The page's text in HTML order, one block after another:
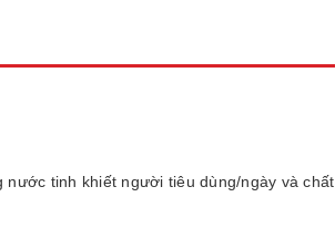
tinh khiết người tiêu dùng/ngày và chất